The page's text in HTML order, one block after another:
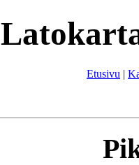
Etusivu |